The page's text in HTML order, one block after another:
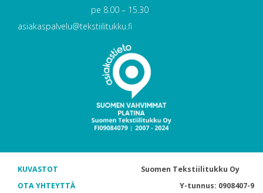
pe 8.00 – 15.30
asiakaspalvelu@tekstiilitukku.fi
KUVASTOT
OTA YHTEYTTÄ
Suomen Tekstiilitukku Oy
Y-tunnus: 0908407-9